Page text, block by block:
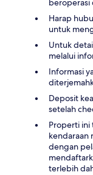
beroperasi
Harap
untuk
Untuk
melalui
Informasi
Deposit
setelah
Properti ini
kendaraan
dengan
terlebih